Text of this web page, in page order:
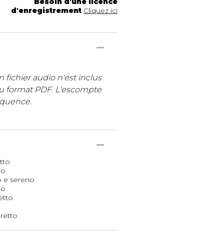
d'enregistrement Cliquez ici
fichier audio n'est inclus
format PDF. L'escompte
e sereno